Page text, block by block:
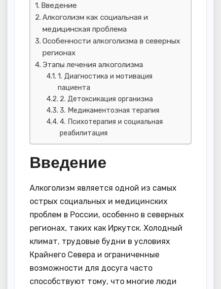
Введение
Алкоголизм как социальная и
медицинская проблема
Особенности алкоголизма в северных
регионах
Этапы лечения алкоголизма
1. Диагностика и мотивация
пациента
2. Детоксикация организма
3. Медикаментозная терапия
4. Психотерапия и социальная
реабилитация
Введение
Алкоголизм является одной из самых
острых социальных и медицинских
проблем в России, особенно в северных
регионах, таких как Иркутск. Холодный
климат, трудовые будни в условиях
Крайнего Севера и ограниченные
возможности для досуга часто
способствуют тому, что многие люди